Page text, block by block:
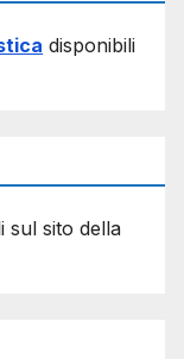
disponibili
sul sito della